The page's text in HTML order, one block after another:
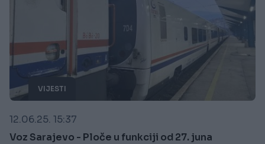
VIJESTI
12.06.25. 15:37
Voz Sarajevo - Ploče u funkciji od 27. juna